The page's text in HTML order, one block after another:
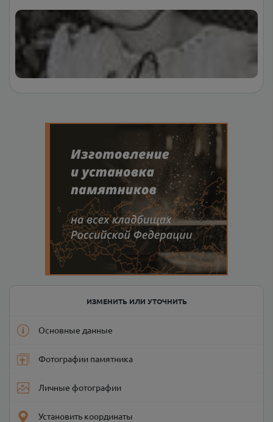
ИЗМЕНИТЬ ИЛИ УТОЧНИТЬ
Основные данные
Фотографии памятника
Личные фотографии
Установить координаты